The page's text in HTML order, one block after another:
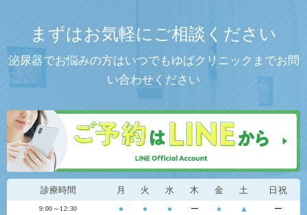
まずはお気軽にご相談ください
泌尿器でお悩みの方はいつでもゆばクリニックまでお問
い合わせください
診療時間 月 火 水 木 金 土 日祝
9:00～12:30 ● ● ● ー ● ▲ ー